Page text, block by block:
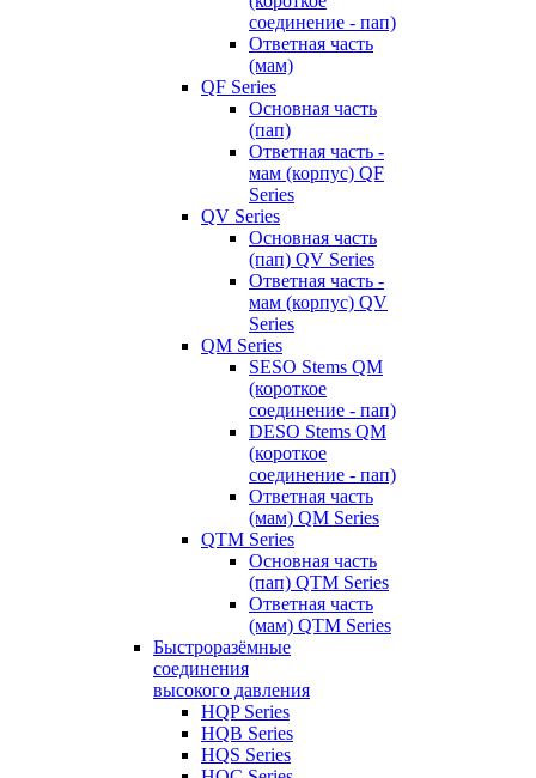
соединение - пап)
Ответная часть
(мам)
QF Series
Основная часть
(пап)
Ответная часть -
мам (корпус) QF
Series
QV Series
Основная часть
(пап) QV Series
Ответная часть -
мам (корпус) QV
Series
QM Series
SESO Stems QM
(короткое
соединение - пап)
DESO Stems QM
(короткое
соединение - пап)
Ответная часть
(мам) QM Series
QTM Series
Основная часть
(пап) QTM Series
Ответная часть
(мам) QTM Series
Быстроразёмные
соединения
высокого давления
HQP Series
HQB Series
HQS Series